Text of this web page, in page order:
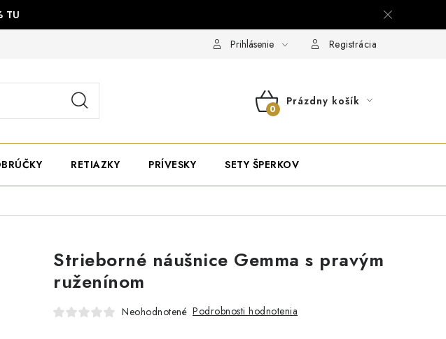
TU
Prihlásenie Registrácia
NÁKUPNÝ
Prázdny košík
RETIAZKY PRÍVESKY SETY ŠPERKOV
Strieborné náušnice Gemma s pravým
ruženínom
Neohodnotené Podrobnosti hodnotenia